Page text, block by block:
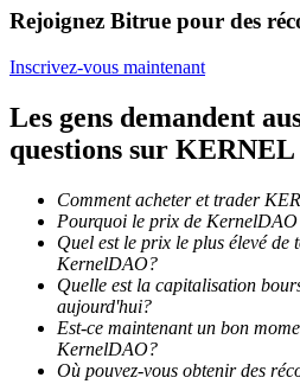
Blocages BTR
Prêts
Service d'emprunt adossé à des
Rejoignez Bitrue pour des
Inscrivez-vous maintenant
Les gens demandent
questions sur KERNEL
Comment acheter et trader
Pourquoi le prix de
Quel est le prix le plus élevé de
KernelDAO?
Quelle est la capitalisation
aujourd'hui?
Est-ce maintenant un bon
KernelDAO?
Où pouvez-vous obtenir des